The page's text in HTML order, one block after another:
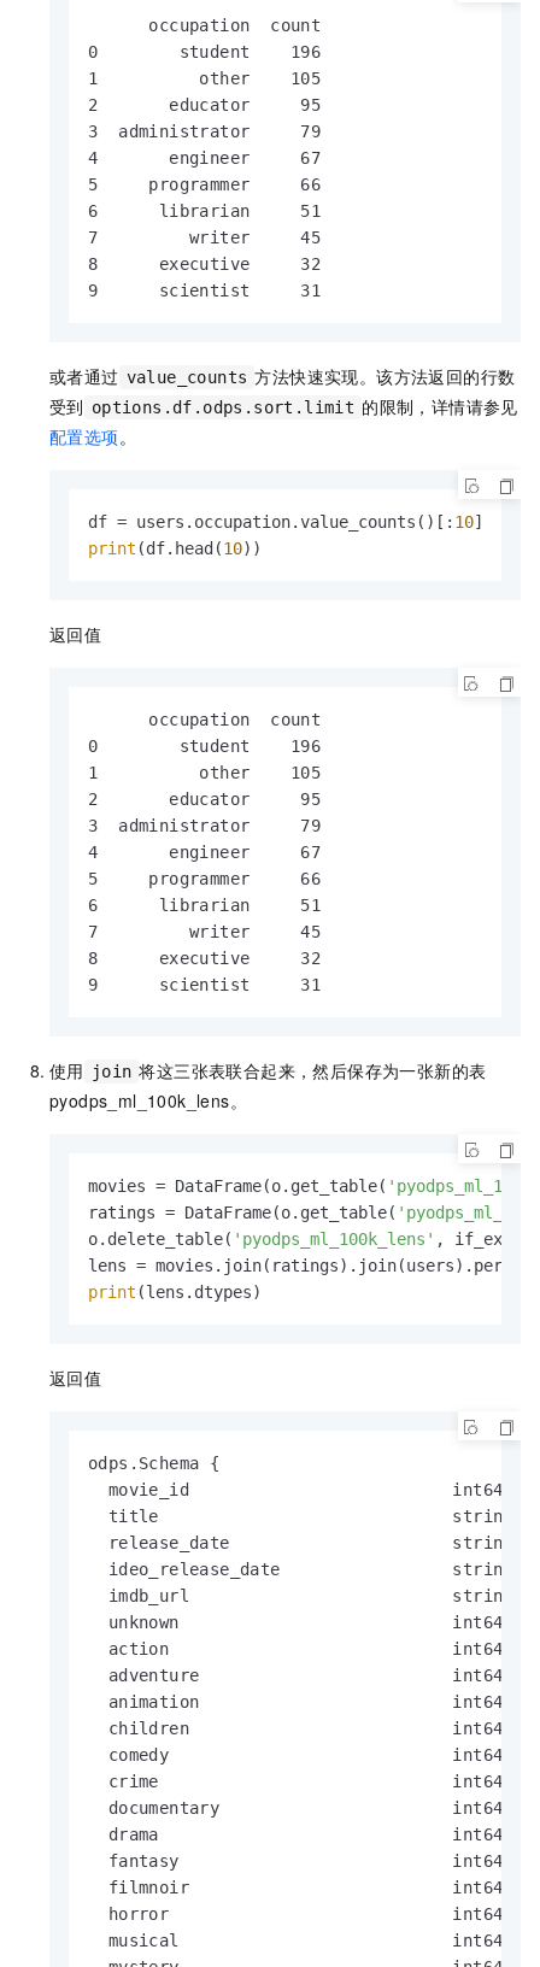
      occupation  count
0        student    196
1          other    105
2       educator     95
3  administrator     79
4       engineer     67
5     programmer     66
6      librarian     51
7         writer     45
8      executive     32
9      scientist     31
或者通过 value_counts 方法快速实现。该方法返回的行数
受到 options.df.odps.sort.limit 的限制，详情请参见
配置选项。
df = users.occupation.value_counts()[: 10
print (df.head(10))
返回值
      occupation  count
0        student    196
1          other    105
2       educator     95
3  administrator     79
4       engineer     67
5     programmer     66
6      librarian     51
7         writer     45
8      executive     32
9      scientist     31
使用 join 将这三张表联合起来，然后保存为一张新的表
pyodps_ml_100k_lens。
movies = DataFrame(o.get_table(
ratings = DataFrame(o.get_table(
o.delete_table( 'pyodps_ml_100k_lens' ,
lens =
print (lens.dtypes)
返回值
odps.Schema {
movie_id
title
release_date
ideo_release_date
imdb_url
unknown
action
adventure
animation
children
comedy
crime
documentary
drama
fantasy
filmnoir
horror
musical